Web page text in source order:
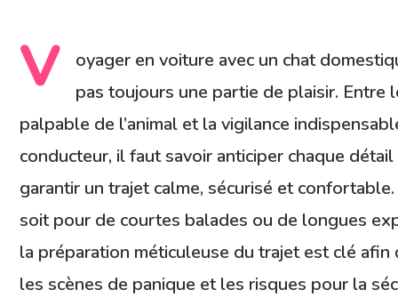
V
oyager en voiture avec un chat
pas toujours une partie de plaisir. Entre
palpable de l’animal et la vigilance
conducteur, il faut savoir anticiper chaque
garantir un trajet calme, sécurisé et
soit pour de courtes balades ou de longues
la préparation méticuleuse du trajet est clé afin
les scènes de panique et les risques pour la